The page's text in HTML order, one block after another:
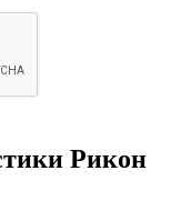
Рикон